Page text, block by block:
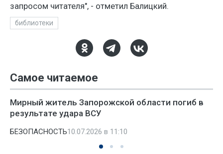
запросом читателя", - отметил Балицкий.
библиотеки
Самое читаемое
Мирный житель Запорожской области погиб в
результате удара ВСУ
БЕЗОПАСНОСТЬ10.07.2026 в 11:10